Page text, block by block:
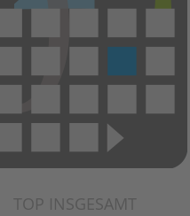
TOP INSGESAMT